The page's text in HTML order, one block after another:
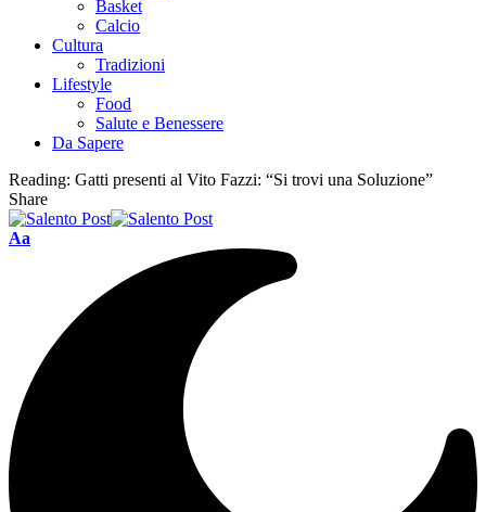
Basket
Calcio
Cultura
Tradizioni
Lifestyle
Food
Salute e Benessere
Da Sapere
Reading: Gatti presenti al Vito Fazzi: “Si trovi una Soluzione”
Share
Aa